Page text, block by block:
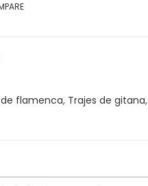
de flamenca, Trajes de gitana,